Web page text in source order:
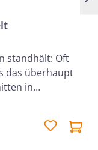
5 Sternen
standhält: Oft
das überhaupt
in
Vater blickte in